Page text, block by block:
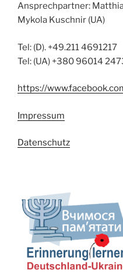
Ansprechpartner:
Mykola Kuschnir (UA)
Tel: (D). +49.211 4691217
Tel: (UA) +380 96014
https://
Impressum
Datenschutz